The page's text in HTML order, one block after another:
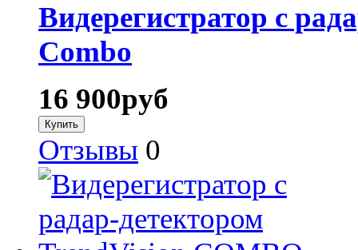
Видерегистратор с
Combo
16 900руб
Отзывы 0